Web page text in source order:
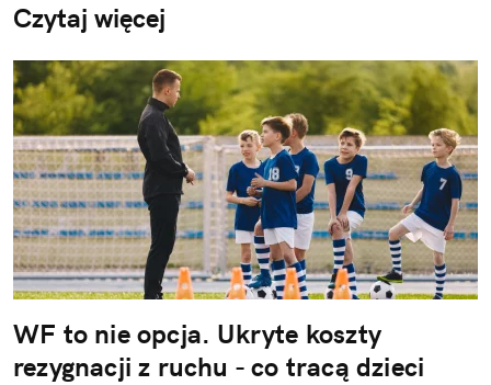
Czytaj więcej
WF to nie opcja. Ukryte koszty
rezygnacji z ruchu - co tracą dzieci